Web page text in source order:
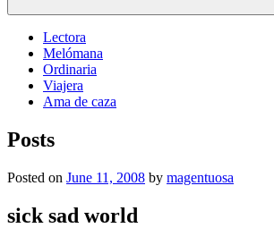
Lectora
Melómana
Ordinaria
Viajera
Ama de caza
Posts
Posted on June 11, 2008 by magentuosa
sick sad world